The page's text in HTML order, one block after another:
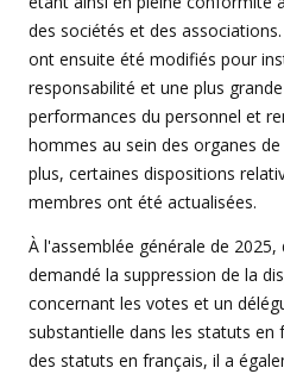
des sociétés et des
ont ensuite été modifiés pour
responsabilité et une plus
performances du personnel et
hommes au sein des organes
plus, certaines dispositions
membres ont été actualisées.
À l'assemblée générale de
demandé la suppression de la
concernant les votes et un
substantielle dans les statuts en
des statuts en français, il a